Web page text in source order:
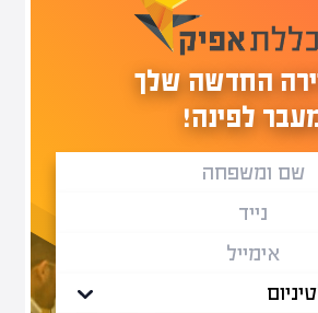
החדשה שלך
לפינה!